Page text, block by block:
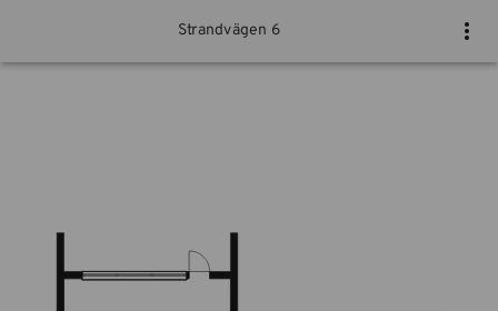
Strandvägen 6